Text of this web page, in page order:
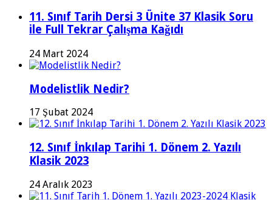
11. Sınıf Tarih Dersi 3 Ünite 37 Klasik Soru
ile Full Tekrar Çalışma Kağıdı
24 Mart 2024
Modelistlik Nedir?
17 Şubat 2024
12. Sınıf İnkılap Tarihi 1. Dönem 2. Yazılı
Klasik 2023
24 Aralık 2023